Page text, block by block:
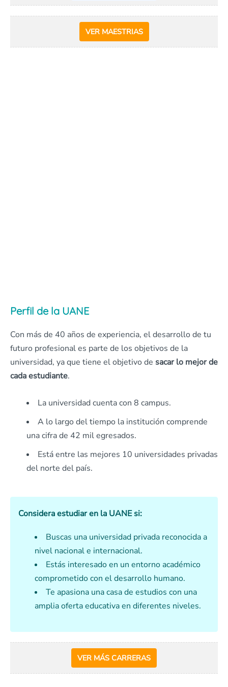
VER MAESTRIAS
Perfil de la UANE
Con más de 40 años de experiencia, el desarrollo de tu
futuro profesional es parte de los objetivos de la
universidad, ya que tiene el objetivo de sacar lo mejor de
cada estudiante.
La universidad cuenta con 8 campus.
A lo largo del tiempo la institución comprende
una cifra de 42 mil egresados.
Está entre las mejores 10 universidades privadas
del norte del país.
Considera estudiar en la UANE si:
Buscas una universidad privada reconocida a
nivel nacional e internacional.
Estás interesado en un entorno académico
comprometido con el desarrollo humano.
Te apasiona una casa de estudios con una
amplia oferta educativa en diferentes niveles.
VER MÁS CARRERAS